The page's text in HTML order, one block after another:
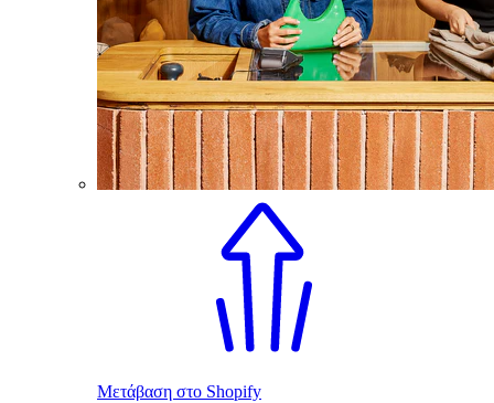
Μετάβαση στο Shopify